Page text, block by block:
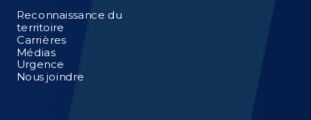
Reconnaissance du
territoire
Carrières
Médias
Urgence
Nous joindre